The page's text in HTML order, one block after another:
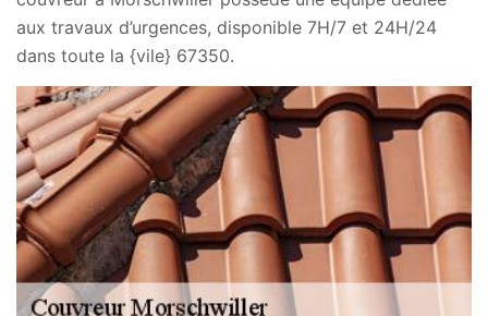
aux travaux d’urgences, disponible 7H/7 et 24H/24
dans toute la {vile} 67350.